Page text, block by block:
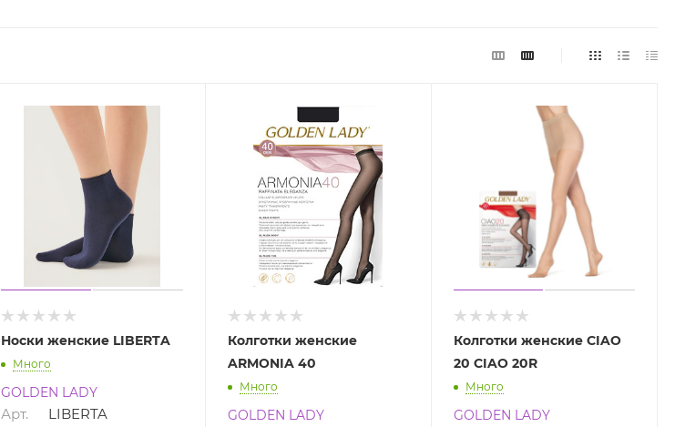
Носки женские LIBERTA
Много
GOLDEN LADY
Арт. LIBERTA
Колготки женские
ARMONIA 40
Много
GOLDEN LADY
Колготки женские CIAO
20 CIAO 20R
Много
GOLDEN LADY